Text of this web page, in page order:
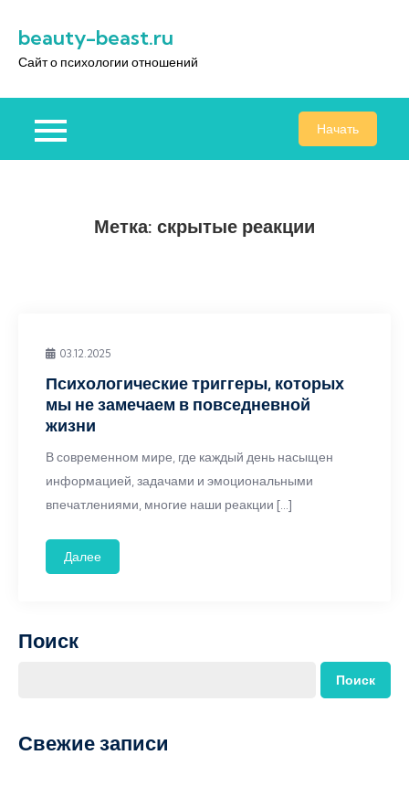
содержимому
beauty-beast.ru
Сайт о психологии отношений
Начать
Метка: скрытые реакции
03.12.2025
Психологические триггеры, которых
мы не замечаем в повседневной
жизни
В современном мире, где каждый день насыщен
информацией, задачами и эмоциональными
впечатлениями, многие наши реакции […]
Далее
Поиск
Поиск
Свежие записи